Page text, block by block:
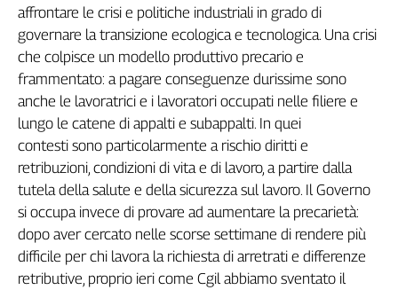
Territori
Abruzzo-
Molise
Alto
Adige
Basilicata
Calabria
Campania
Emilia-
Romagna
Friuli
Venezia
affrontare le crisi e politiche industriali in grado di
governare la transizione ecologica e tecnologica. Una crisi
che colpisce un modello produttivo precario e
frammentato: a pagare conseguenze durissime sono
anche le lavoratrici e i lavoratori occupati nelle filiere e
lungo le catene di appalti e subappalti. In quei
contesti sono particolarmente a rischio diritti e
retribuzioni, condizioni di vita e di lavoro, a partire dalla
tutela della salute e della sicurezza sul lavoro. Il Governo
si occupa invece di provare ad aumentare la precarietà:
dopo aver cercato nelle scorse settimane di rendere più
difficile per chi lavora la richiesta di arretrati e differenze
retributive, proprio ieri come Cgil abbiamo sventato il